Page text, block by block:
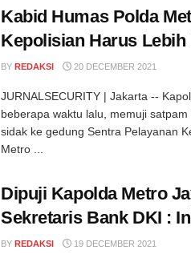
Kabid Humas Polda
Kepolisian Harus
BY REDAKSI 20 DECEMBER 2021
JURNALSECURITY | Jakarta --
beberapa waktu lalu, memuji
sidak ke gedung Sentra Pelayanan
Metro ...
Dipuji Kapolda Metro
Sekretaris Bank DKI :
BY REDAKSI 19 DECEMBER 2021